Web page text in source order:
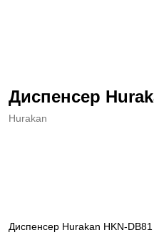
Диспенсер
Hurakan
Диспенсер Hurakan HKN-